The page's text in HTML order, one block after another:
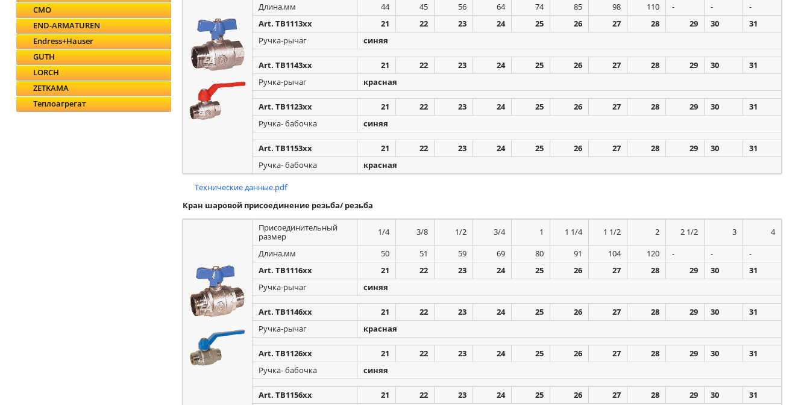
CMO
END-ARMATUREN
Endress+Hauser
GUTH
LORCH
ZETKAMA
Теплоагрегат
Длина,мм
44 45 56 64 74 85 98 110 - -
-
Art. TB1113xx
21 22 23 24 25 26 27 28 29 30
31
Ручка-рычаг
синяя
Art. TB1143xx 21 22 23 24 25 26 27 28 29 30
31
Ручка-рычаг
красная
Art. TB1123xx 21 22 23 24 25 26 27 28 29 30
31
Ручка- бабочка
синяя
Art. TB1153xx 21 22 23 24 25 26 27 28 29 30
31
Ручка- бабочка
красная
Технические данные.pdf
Кран шаровой присоединение резьба/ резьба
Присоединительный
размер
1/4 3/8 1/2 3/4 1 1 1/4 1 1/2 2 2 1/2 3
4
Длина,мм
50 51 59 69 80 91 104 120 - -
-
Art. TB1116xx
21 22 23 24 25 26 27 28 29 30
31
Ручка-рычаг
синяя
Art. TB1146xx 21 22 23 24 25 26 27 28 29 30
31
Ручка-рычаг
красная
Art. TB1126xx 21 22 23 24 25 26 27 28 29 30
31
Ручка- бабочка
синяя
Art. TB1156xx 21 22 23 24 25 26 27 28 29 30
31